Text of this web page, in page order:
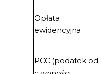
Opłata
ewidencyjna
PCC (podatek od